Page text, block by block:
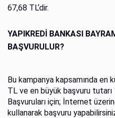
67,68 TL‘dir.
YAPIKREDİ BANKASI
BAŞVURULUR?
Bu kampanya kapsamında en
TL ve en büyük başvuru
Başvuruları için; İnternet
kullanarak başvuru